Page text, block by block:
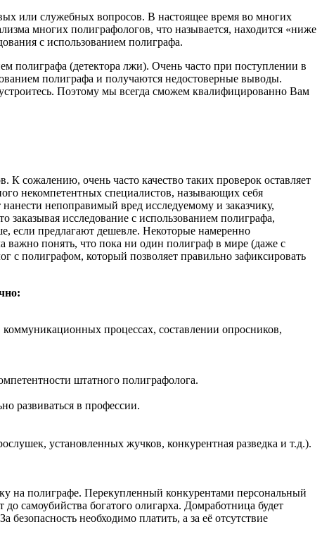
или служебных вопросов. В настоящее время во многих
многих полиграфологов, что называется, находится «ниже
с использованием полиграфа.
полиграфа (детектора лжи). Очень часто при поступлении в
полиграфа и получаются недостоверные выводы.
Поэтому мы всегда сможем квалифицированно Вам
сожалению, очень часто качество таких проверок оставляет
некомпетентных специалистов, называющих себя
непоправимый вред исследуемому и заказчику,
исследование с использованием полиграфа,
если предлагают дешевле. Некоторые намеренно
важно понять, что пока ни один полиграф в мире (даже с
с полиграфом, который позволяет правильно зафиксировать
процессах, составлении опросников,
штатного полиграфолога.
развиваться в профессии.
установленных жучков, конкурентная разведка и т.д.).
на полиграфе. Перекупленный конкурентами персональный
самоубийства богатого олигарха. Домработница будет
необходимо платить, а за её отсутствие